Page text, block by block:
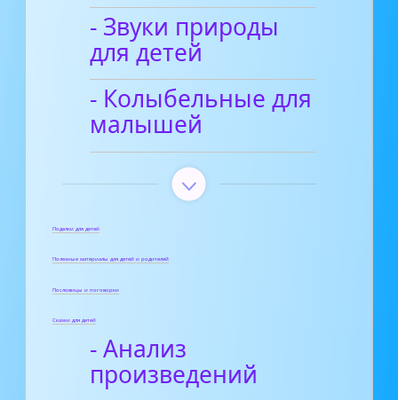
- Звуки природы
для детей
- Колыбельные для
малышей
Поделки для детей
Полезные материалы для детей и родителей
Пословицы и поговорки
Сказки для детей
- Анализ
произведений